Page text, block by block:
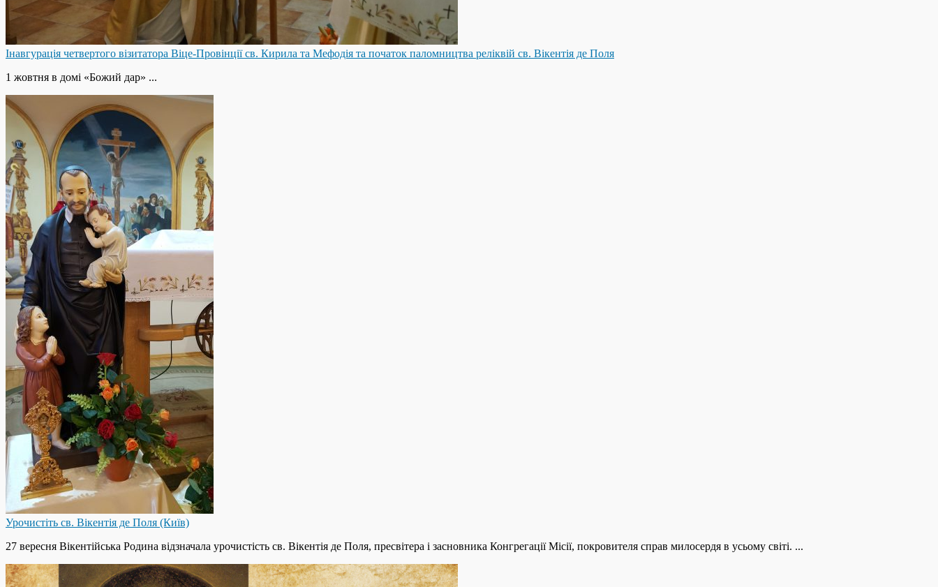
Інавгурація четвертого візитатора Віце-Провінції св. Кирила та Мефодія та початок паломництва реліквій св. Вікентія де Поля
1 жовтня в домі «Божий дар» ...
Урочистіть св. Вікентія де Поля (Київ)
27 вересня Вікентійська Родина відзначала урочистість св. Вікентія де Поля, пресвітера і засновника Конгрегації Місії, покровителя справ милосердя в усьому світі. ...